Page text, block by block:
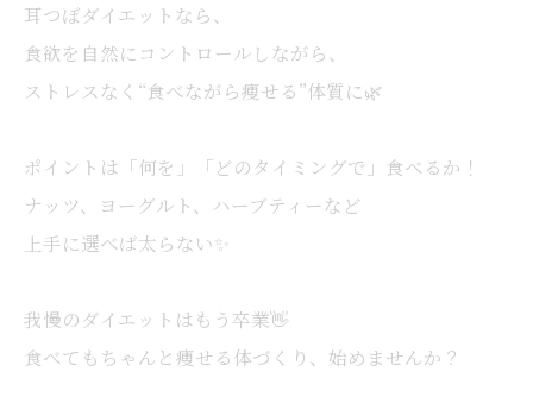
耳つぼダイエットなら、
食欲を自然にコントロールしながら、
ストレスなく“食べながら痩せる”体質に🌿
ポイントは「何を」「どのタイミングで」食べるか！
ナッツ、ヨーグルト、ハーブティーなど
上手に選べば太らない✨
我慢のダイエットはもう卒業👋
食べてもちゃんと痩せる体づくり、始めませんか？